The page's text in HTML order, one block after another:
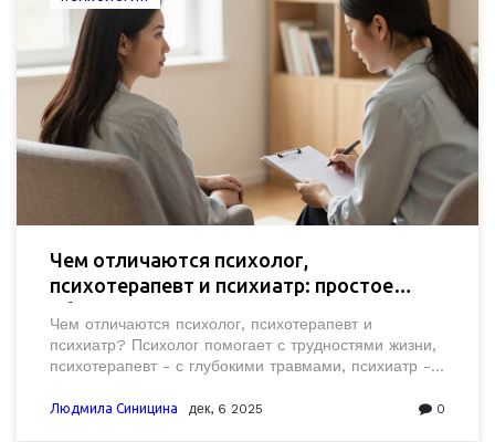
Чем отличаются психолог,
психотерапевт и психиатр: простое
Чем отличаются психолог, психотерапевт и
психиатр? Психолог помогает с трудностями жизни,
психотерапевт - с глубокими травмами, психиатр - с
нужна помощь.
Людмила Синицина дек, 6 2025 0